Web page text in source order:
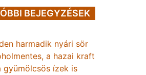
BEJEGYZÉSEK
harmadik nyári sör
a hazai kraft
gyümölcsös ízek is